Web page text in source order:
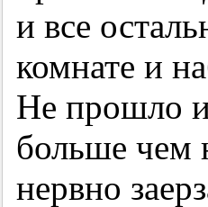
и все
комнате и
Не прошло и
больше чем
нервно